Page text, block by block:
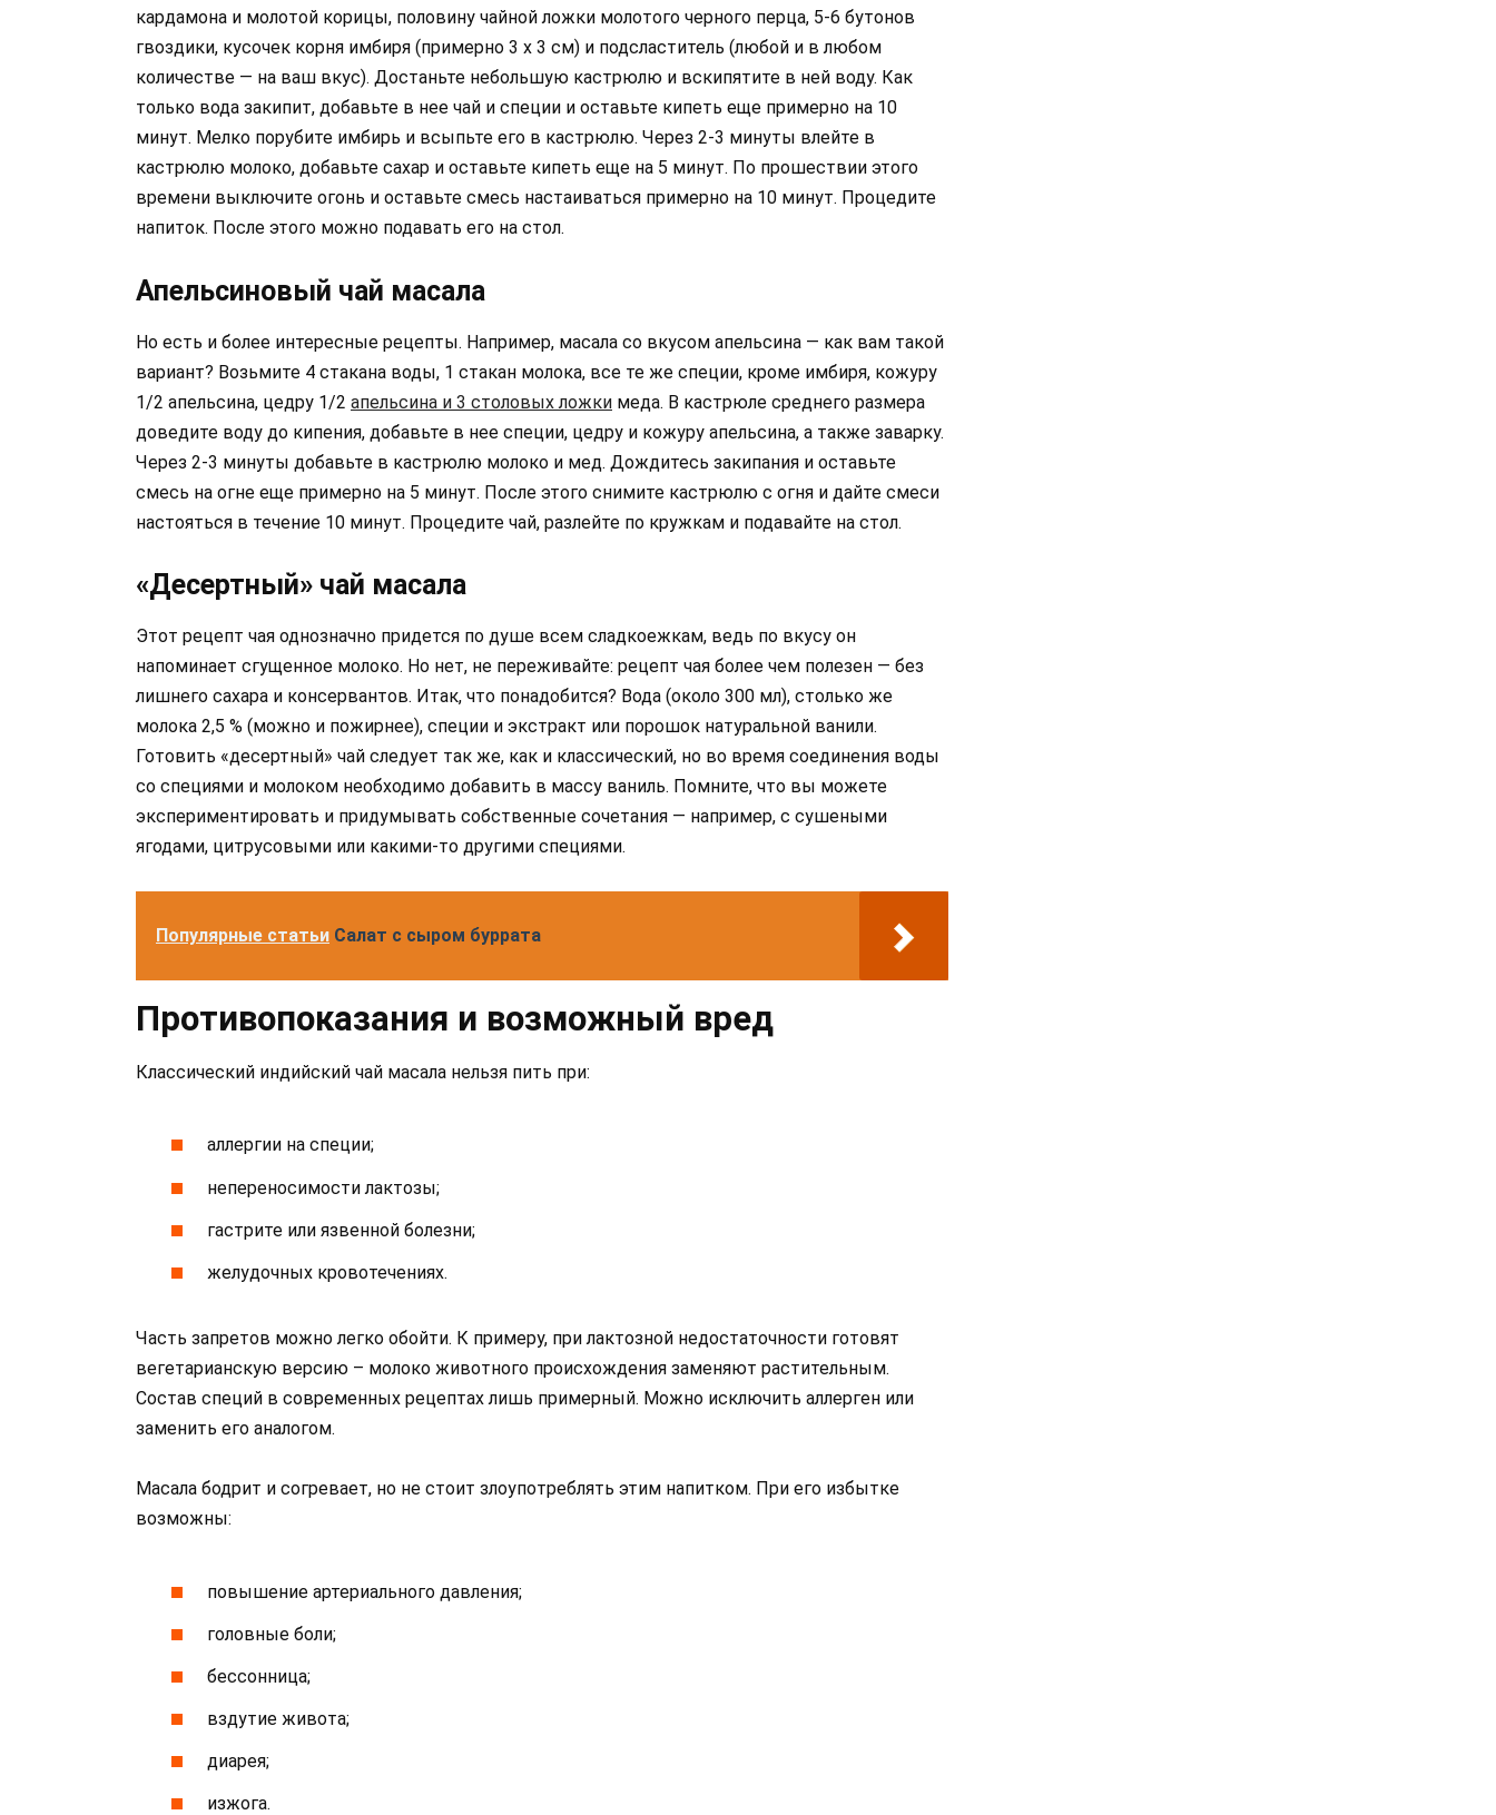
кардамона и молотой корицы, половину чайной ложки молотого черного перца, 5-6 бутонов
гвоздики, кусочек корня имбиря (примерно 3 х 3 см) и подсластитель (любой и в любом
количестве — на ваш вкус). Достаньте небольшую кастрюлю и вскипятите в ней воду. Как
только вода закипит, добавьте в нее чай и специи и оставьте кипеть еще примерно на 10
минут. Мелко порубите имбирь и всыпьте его в кастрюлю. Через 2-3 минуты влейте в
кастрюлю молоко, добавьте сахар и оставьте кипеть еще на 5 минут. По прошествии этого
времени выключите огонь и оставьте смесь настаиваться примерно на 10 минут. Процедите
напиток. После этого можно подавать его на стол.
Апельсиновый чай масала
Но есть и более интересные рецепты. Например, масала со вкусом апельсина — как вам такой
вариант? Возьмите 4 стакана воды, 1 стакан молока, все те же специи, кроме имбиря, кожуру
1/2 апельсина, цедру 1/2 апельсина и 3 столовых ложки меда. В кастрюле среднего размера
доведите воду до кипения, добавьте в нее специи, цедру и кожуру апельсина, а также заварку.
Через 2-3 минуты добавьте в кастрюлю молоко и мед. Дождитесь закипания и оставьте
смесь на огне еще примерно на 5 минут. После этого снимите кастрюлю с огня и дайте смеси
настояться в течение 10 минут. Процедите чай, разлейте по кружкам и подавайте на стол.
«Десертный» чай масала
Этот рецепт чая однозначно придется по душе всем сладкоежкам, ведь по вкусу он
напоминает сгущенное молоко. Но нет, не переживайте: рецепт чая более чем полезен — без
лишнего сахара и консервантов. Итак, что понадобится? Вода (около 300 мл), столько же
молока 2,5 % (можно и пожирнее), специи и экстракт или порошок натуральной ванили.
Готовить «десертный» чай следует так же, как и классический, но во время соединения воды
со специями и молоком необходимо добавить в массу ваниль. Помните, что вы можете
экспериментировать и придумывать собственные сочетания — например, с сушеными
ягодами, цитрусовыми или какими-то другими специями.
Популярные статьи Салат с сыром буррата
Противопоказания и возможный вред
Классический индийский чай масала нельзя пить при:
аллергии на специи;
непереносимости лактозы;
гастрите или язвенной болезни;
желудочных кровотечениях.
Часть запретов можно легко обойти. К примеру, при лактозной недостаточности готовят
вегетарианскую версию – молоко животного происхождения заменяют растительным.
Состав специй в современных рецептах лишь примерный. Можно исключить аллерген или
заменить его аналогом.
Масала бодрит и согревает, но не стоит злоупотреблять этим напитком. При его избытке
возможны:
повышение артериального давления;
головные боли;
бессонница;
вздутие живота;
диарея;
изжога.